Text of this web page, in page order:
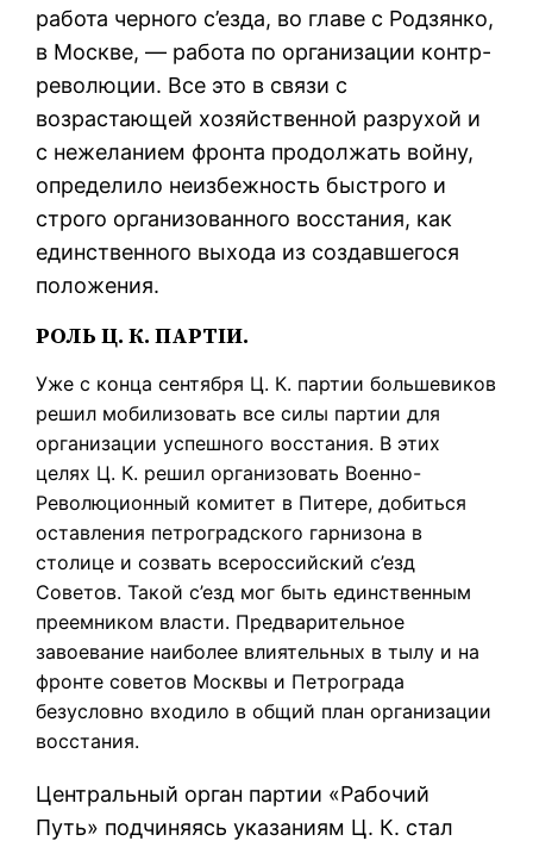
работа черного с’езда, во главе с Родзянко,
в Москве, — работа по организации контр-
революции. Все это в связи с
возрастающей хозяйственной разрухой и
с нежеланием фронта продолжать войну,
определило неизбежность быстрого и
строго организованного восстания, как
единственного выхода из создавшегося
положения.
РОЛЬ Ц. К. ПАРТIИ.
Уже с конца сентября Ц. К. партии большевиков
решил мобилизовать все силы партии для
организации успешного восстания. В этих
целях Ц. К. решил организовать Военно-
Революционный комитет в Питере, добиться
оставления петроградского гарнизона в
столице и созвать всероссийский с’езд
Советов. Такой с’езд мог быть единственным
преемником власти. Предварительное
завоевание наиболее влиятельных в тылу и на
фронте советов Москвы и Петрограда
безусловно входило в общий план организации
восстания.
Центральный орган партии «Рабочий
Путь» подчиняясь указаниям Ц. К. стал